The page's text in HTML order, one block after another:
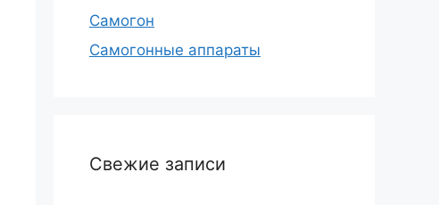
Самогон
Самогонные аппараты
Свежие записи